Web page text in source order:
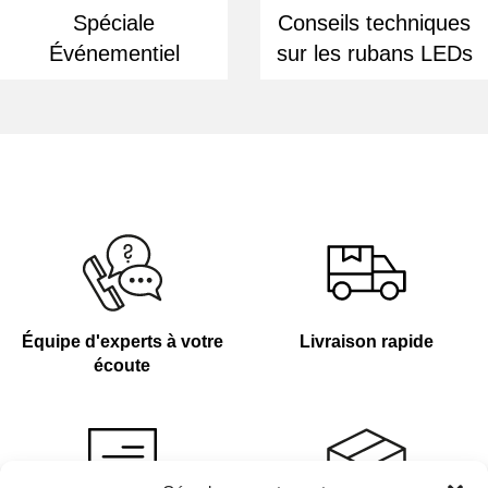
Spéciale
Événementiel
Conseils techniques
sur les rubans LEDs
Équipe d'experts à votre
écoute
Livraison rapide